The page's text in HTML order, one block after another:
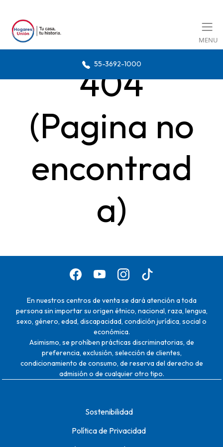
MENU
55-3692-1000
404
(Pagina no
encontrad
a)
En nuestros centros de venta se dará atención a toda
persona sin importar su origen étnico, nacional, raza, lengua,
sexo, género, edad, discapacidad, condición jurídica, social o
económica.
Asimismo, se prohíben prácticas discriminatorias, de
preferencia, exclusión, selección de clientes,
condicionamiento de consumo, de reserva del derecho de
admisión o de cualquier otro tipo.
Sostenibilidad
Política de Privacidad